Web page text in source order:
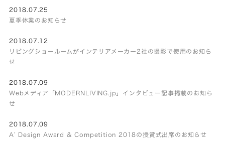
2018.07.25
夏季休業のお知らせ
2018.07.12
リビングショールームがインテリアメーカー2社の撮影で使用のお知ら
せ
2018.07.09
Webメディア「MODERNLIVING.jp」インタビュー記事掲載のお知ら
せ
2018.07.09
A’ Design Award & Competition 2018の授賞式出席のお知らせ